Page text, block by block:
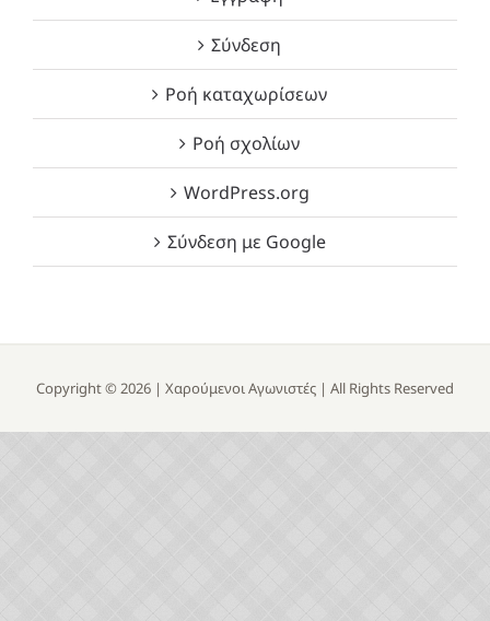
Σύνδεση
Ροή καταχωρίσεων
Ροή σχολίων
WordPress.org
Σύνδεση με Google
Copyright © 2026 | Χαρούμενοι Αγωνιστές | All Rights Reserved